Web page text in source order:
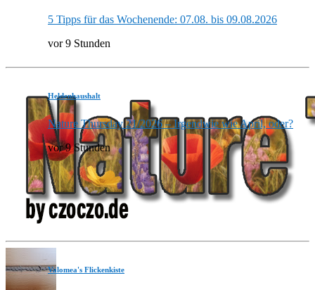
5 Tipps für das Wochenende: 07.08. bis 09.08.2026
vor 9 Stunden
Heldenhaushalt
Nature Thursday 21/2026 – Irgendwie wie April, oder?
vor 9 Stunden
Valomea's Flickenkiste